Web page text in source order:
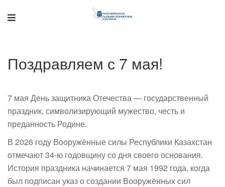
Поздравляем с 7 мая!
7 мая День защитника Отечества — государственный
праздник, символизирующий мужество, честь и
преданность Родине.
В 2026 году Вооружённые силы Республики Казахстан
отмечают 34-ю годовщину со дня своего основания.
История праздника начинается 7 мая 1992 года, когда
был подписан указ о создании Вооружённых сил
Онлайн-помощник